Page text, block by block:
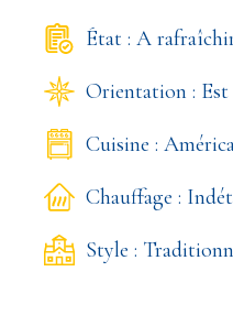
État : A
Orientation : Est
Cuisine :
Chauffage :
Style :